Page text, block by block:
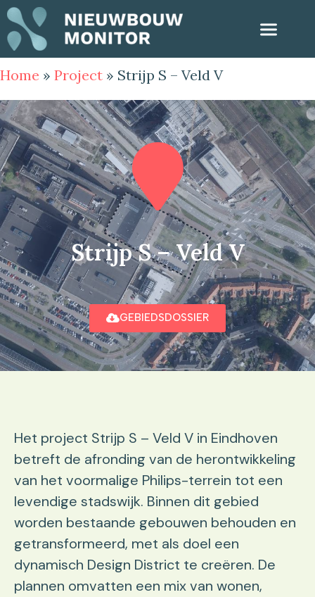
Home » Project » Strijp S – Veld V
Strijp S – Veld V
GEBIEDSDOSSIER
Het project Strijp S – Veld V in Eindhoven
betreft de afronding van de herontwikkeling
van het voormalige Philips-terrein tot een
levendige stadswijk. Binnen dit gebied
worden bestaande gebouwen behouden en
getransformeerd, met als doel een
dynamisch Design District te creëren. De
plannen omvatten een mix van wonen,